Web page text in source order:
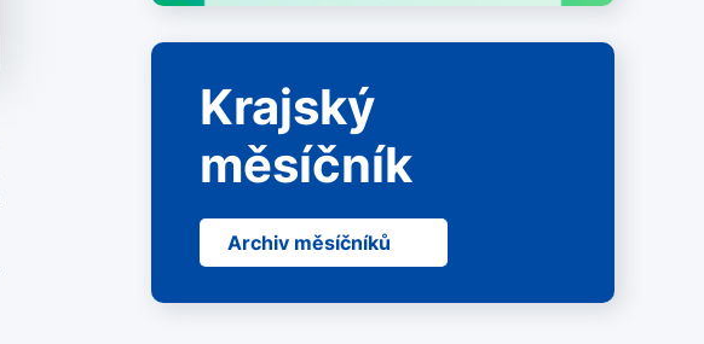
Krajský
měsíčník
Archiv měsíčníků